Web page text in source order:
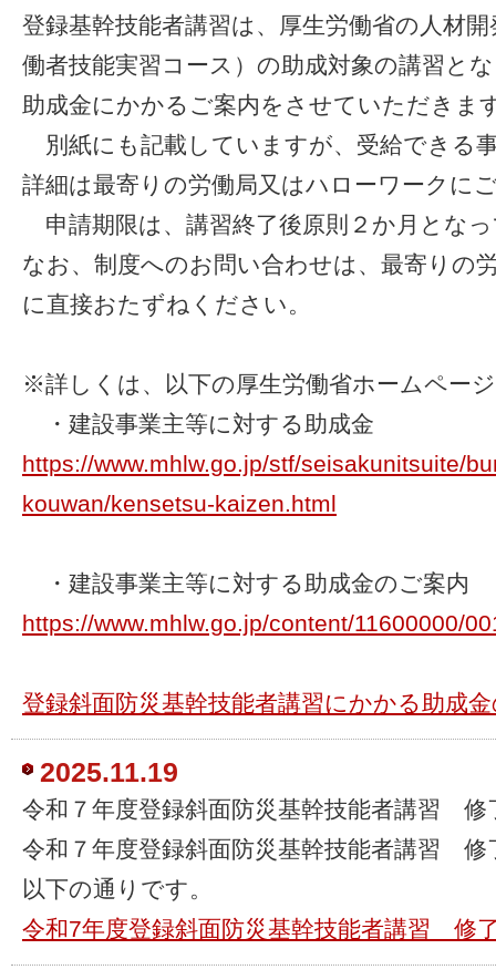
登録基幹技能者講習は、厚生労働省の人材
働者技能実習コース）の助成対象の講習と
助成金にかかるご案内をさせていただきま
別紙にも記載していますが、受給できる
詳細は最寄りの労働局又はハローワークに
申請期限は、講習終了後原則２か月とな
なお、制度へのお問い合わせは、最寄りの
に直接おたずねください。
※詳しくは、以下の厚生労働省ホームペー
・建設事業主等に対する助成金
https://www.mhlw.go.jp/stf/seisakunitsuite/
kouwan/kensetsu-kaizen.html
・建設事業主等に対する助成金のご案内
https://www.mhlw.go.jp/content/11600000/
登録斜面防災基幹技能者講習にかかる助成
2025.11.19
令和７年度登録斜面防災基幹技能者講習 修
令和７年度登録斜面防災基幹技能者講習 修
以下の通りです。
令和7年度登録斜面防災基幹技能者講習 修